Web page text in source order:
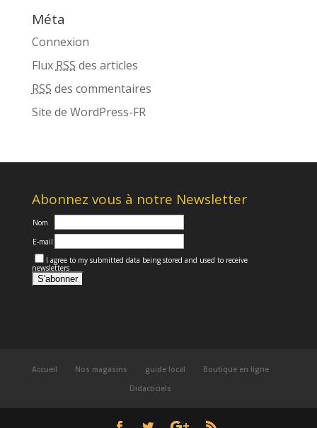
Méta
Connexion
FluxRSS des articles
RSS des commentaires
Site de WordPress-FR
Abonnez vous à notre Newsletter
Nom
E-mail
I agree to my submitted data being stored and used to receive
newsletters
Accueil Nos magasins guide local
Boutique en ligne
Didacticiels